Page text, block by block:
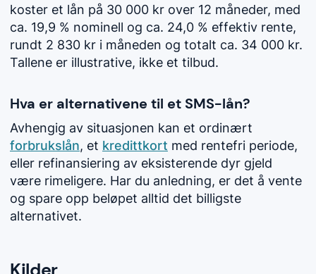
koster et lån på 30 000 kr over 12 måneder, med
ca. 19,9 % nominell og ca. 24,0 % effektiv rente,
rundt 2 830 kr i måneden og totalt ca. 34 000 kr.
Tallene er illustrative, ikke et tilbud.
Hva er alternativene til et SMS-lån?
Avhengig av situasjonen kan et ordinært
forbrukslån, et kredittkort med rentefri periode,
eller refinansiering av eksisterende dyr gjeld
være rimeligere. Har du anledning, er det å vente
og spare opp beløpet alltid det billigste
alternativet.